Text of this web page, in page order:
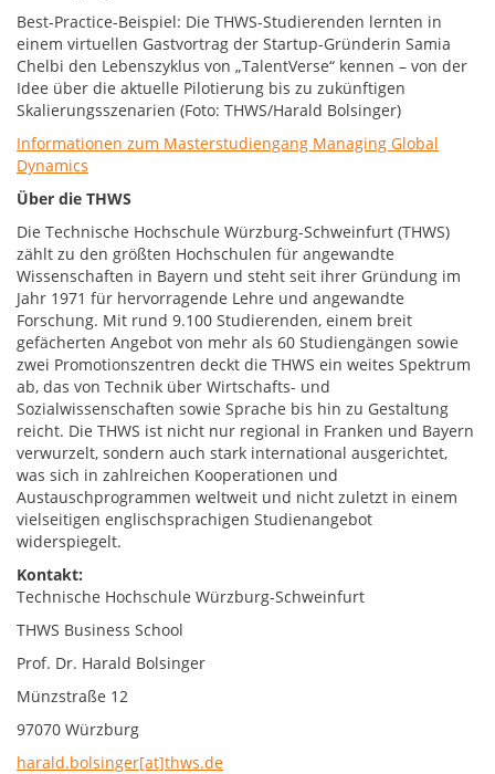
Best-Practice-Beispiel: Die THWS-Studierenden lernten in
einem virtuellen Gastvortrag der Startup-Gründerin Samia
Chelbi den Lebenszyklus von „TalentVerse“ kennen – von der
Idee über die aktuelle Pilotierung bis zu zukünftigen
Skalierungsszenarien (Foto: THWS/Harald Bolsinger)
Informationen zum Masterstudiengang Managing Global
Dynamics
Über die THWS
Die Technische Hochschule Würzburg-Schweinfurt (THWS)
zählt zu den größten Hochschulen für angewandte
Wissenschaften in Bayern und steht seit ihrer Gründung im
Jahr 1971 für hervorragende Lehre und angewandte
Forschung. Mit rund 9.100 Studierenden, einem breit
gefächerten Angebot von mehr als 60 Studiengängen sowie
zwei Promotionszentren deckt die THWS ein weites Spektrum
ab, das von Technik über Wirtschafts- und
Sozialwissenschaften sowie Sprache bis hin zu Gestaltung
reicht. Die THWS ist nicht nur regional in Franken und Bayern
verwurzelt, sondern auch stark international ausgerichtet,
was sich in zahlreichen Kooperationen und
Austauschprogrammen weltweit und nicht zuletzt in einem
vielseitigen englischsprachigen Studienangebot
widerspiegelt.
Kontakt:
Technische Hochschule Würzburg-Schweinfurt
THWS Business School
Prof. Dr. Harald Bolsinger
Münzstraße 12
97070 Würzburg
harald.bolsinger[at]thws.de